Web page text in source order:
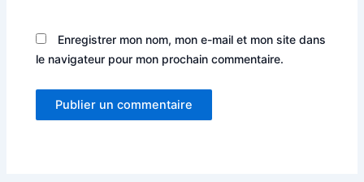
Enregistrer mon nom, mon e-mail et mon site dans
le navigateur pour mon prochain commentaire.